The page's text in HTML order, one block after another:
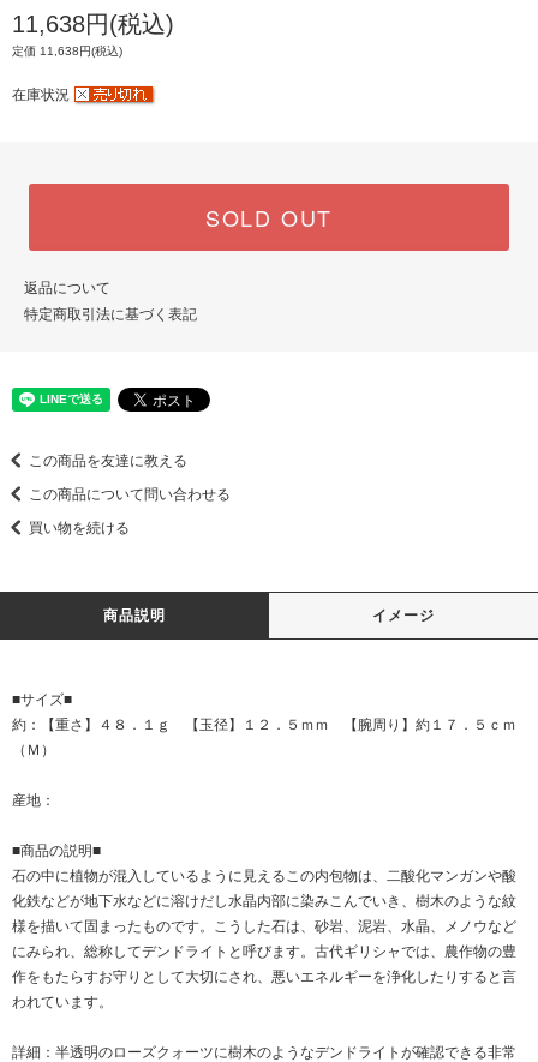
11,638円(税込)
定価 11,638円(税込)
在庫状況
SOLD OUT
返品について
特定商取引法に基づく表記
この商品を友達に教える
この商品について問い合わせる
買い物を続ける
商品説明 イメージ
■サイズ■
約：【重さ】４８．１ｇ 【玉径】１２．５ｍｍ 【腕周り】約１７．５ｃｍ
（Ｍ）
産地：
■商品の説明■
石の中に植物が混入しているように見えるこの内包物は、二酸化マンガンや酸
化鉄などが地下水などに溶けだし水晶内部に染みこんでいき、樹木のような紋
様を描いて固まったものです。こうした石は、砂岩、泥岩、水晶、メノウなど
にみられ、総称してデンドライトと呼びます。古代ギリシャでは、農作物の豊
作をもたらすお守りとして大切にされ、悪いエネルギーを浄化したりすると言
われています。
詳細：半透明のローズクォーツに樹木のようなデンドライトが確認できる非常